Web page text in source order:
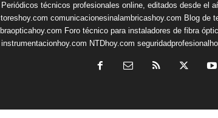
Periódicos técnicos profesionales online, editados desde el
comunicacionesinalambricashoy.com Blog de
Foro técnico para instaladores de fibra
instrumentacionhoy.com NTDhoy.com